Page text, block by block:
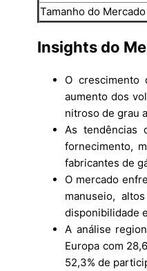
Tamanho do
Insights do
O crescimento
aumento dos
nitroso de grau
As tendências
fornecimento,
fabricantes de
O mercado
manuseio,
disponibilidade
A análise
Europa com
52,3% de